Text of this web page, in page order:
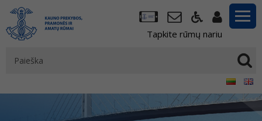
Tapkite rūmų nariu